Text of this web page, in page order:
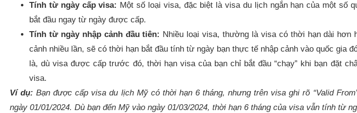
Tính từ ngày cấp visa: Một số loại visa, đặc biệt là visa du lịch ngắn hạn của một số
bắt đầu ngay từ ngày được cấp.
Tính từ ngày nhập cảnh đầu tiên: Nhiều loại visa, thường là visa có thời hạn dài hơn
cảnh nhiều lần, sẽ có thời hạn bắt đầu tính từ ngày bạn thực tế nhập cảnh vào quốc gia
là, dù visa được cấp trước đó, thời hạn visa của bạn chỉ bắt đầu “chạy” khi bạn đặt
visa.
Ví dụ: Bạn được cấp visa du lịch Mỹ có thời hạn 6 tháng, nhưng trên visa ghi rõ “Valid
ngày 01/01/2024. Dù bạn đến Mỹ vào ngày 01/03/2024, thời hạn 6 tháng của visa vẫn tính từ